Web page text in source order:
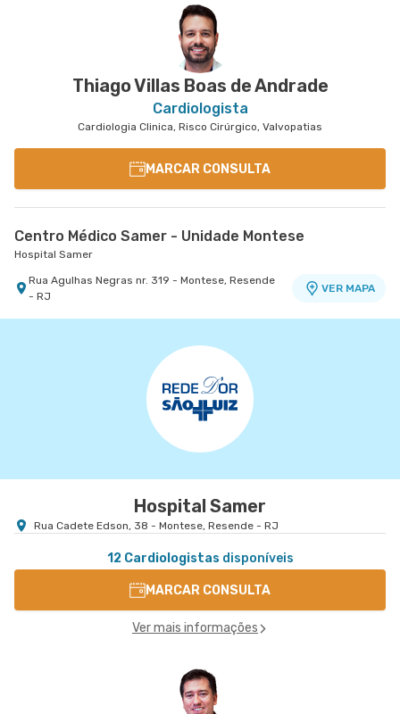
Thiago Villas Boas de Andrade
Cardiologista
Cardiologia Clinica, Risco Cirúrgico, Valvopatias
MARCAR CONSULTA
Centro Médico Samer - Unidade Montese
Hospital Samer
Rua Agulhas Negras nr. 319 - Montese, Resende
- RJ
VER MAPA
Hospital Samer
Rua Cadete Edson, 38 - Montese, Resende - RJ
12 Cardiologistas disponíveis
MARCAR CONSULTA
Ver mais informações